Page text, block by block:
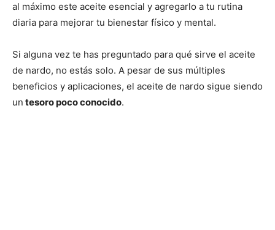
al máximo este aceite esencial y agregarlo a tu rutina
diaria para mejorar tu bienestar físico y mental.
Si alguna vez te has preguntado para qué sirve el aceite
de nardo, no estás solo. A pesar de sus múltiples
beneficios y aplicaciones, el aceite de nardo sigue siendo
un tesoro poco conocido.